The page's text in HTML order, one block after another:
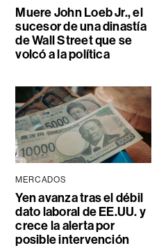
Muere John Loeb Jr., el
sucesor de una dinastía
de Wall Street que se
volcó a la política
MERCADOS
Yen avanza tras el débil
dato laboral de EE.UU. y
crece la alerta por
posible intervención